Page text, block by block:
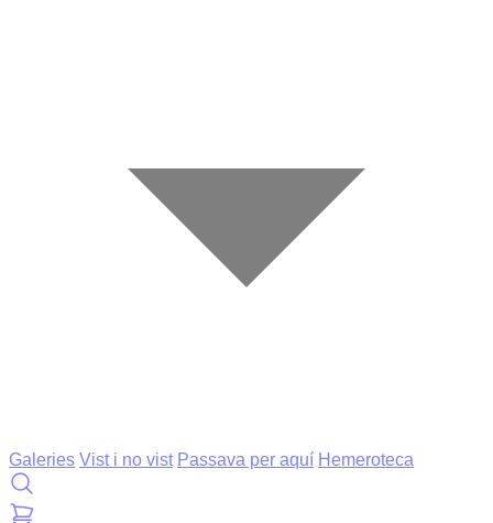
Galeries Vist i no vist Passava per aquí Hemeroteca